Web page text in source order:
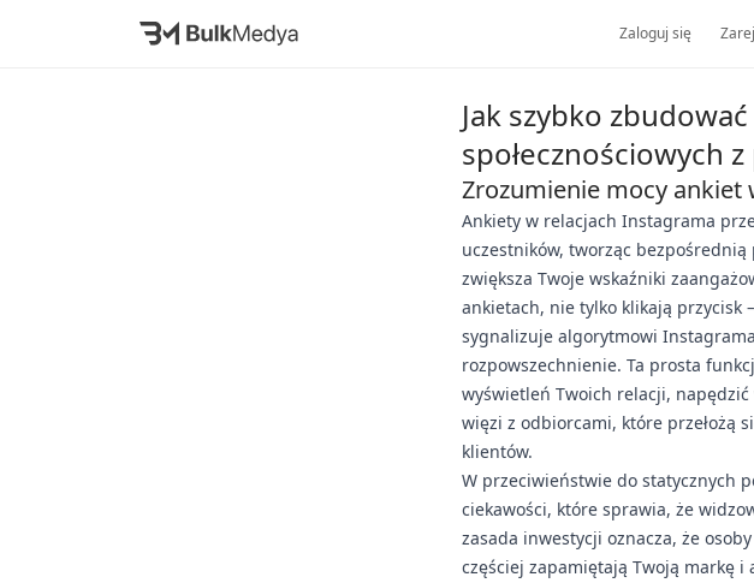
Zaloguj się
Jak szybko
społecznościowych
Zrozumienie mocy
Ankiety w relacjach Instagrama
uczestników, tworząc
zwiększa Twoje wskaźniki
ankietach, nie tylko klikają przycisk
sygnalizuje algorytmowi
rozpowszechnienie. Ta prosta
wyświetleń Twoich relacji,
więzi z odbiorcami, które przełożą
klientów.
W przeciwieństwie do statycznych
ciekawości, które sprawia, że
zasada inwestycji oznacza, że
częściej zapamiętają Twoją markę i